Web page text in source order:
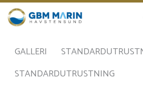
GALLERI
STANDARDUTRUSTNING